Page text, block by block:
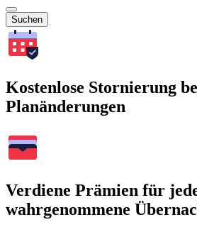
Suchen
Kostenlose Stornierung
Planänderungen
Verdiene Prämien für
wahrgenommene